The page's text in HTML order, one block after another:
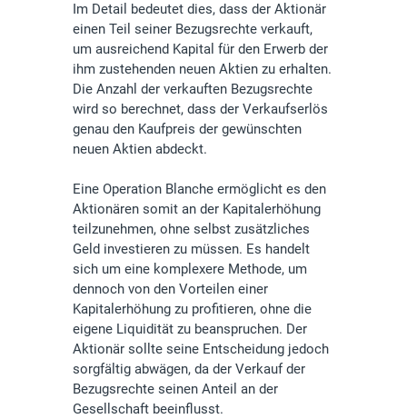
Im Detail bedeutet dies, dass der Aktionär
einen Teil seiner Bezugsrechte verkauft,
um ausreichend Kapital für den Erwerb der
ihm zustehenden neuen Aktien zu erhalten.
Die Anzahl der verkauften Bezugsrechte
wird so berechnet, dass der Verkaufserlös
genau den Kaufpreis der gewünschten
neuen Aktien abdeckt.
Eine Operation Blanche ermöglicht es den
Aktionären somit an der Kapitalerhöhung
teilzunehmen, ohne selbst zusätzliches
Geld investieren zu müssen. Es handelt
sich um eine komplexere Methode, um
dennoch von den Vorteilen einer
Kapitalerhöhung zu profitieren, ohne die
eigene Liquidität zu beanspruchen. Der
Aktionär sollte seine Entscheidung jedoch
sorgfältig abwägen, da der Verkauf der
Bezugsrechte seinen Anteil an der
Gesellschaft beeinflusst.